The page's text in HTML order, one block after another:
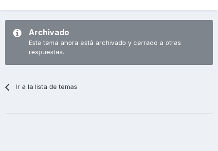
Archivado
Este tema ahora está archivado y cerrado a otras
respuestas.
Ir a la lista de temas